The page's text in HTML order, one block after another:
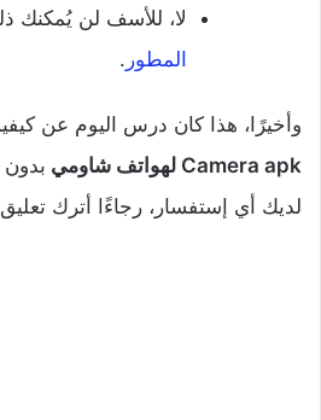
لا، للأسف لن يُمكنك
المطور .
وأخيرًا، هذا كان درس اليوم عن
Camera apk لهواتف شاومي
لديك أي إستفسار، رجاءًا أترك